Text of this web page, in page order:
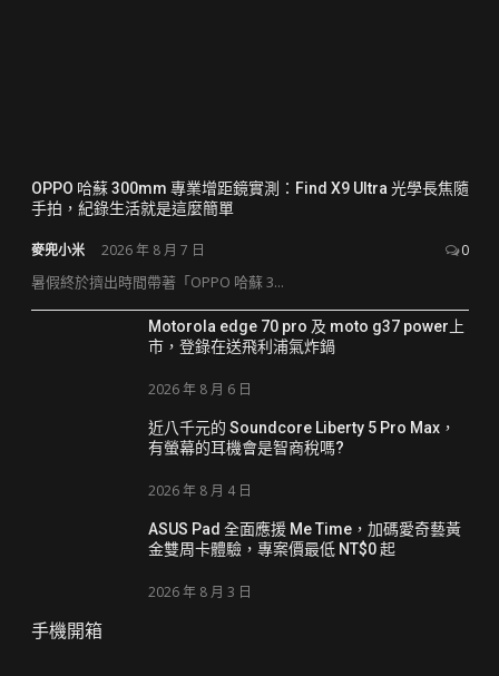
OPPO 哈蘇 300mm 專業增距鏡實測：Find X9 Ultra 光學長焦隨
手拍，紀錄生活就是這麼簡單
麥兜小米 2026 年 8 月 7 日 0
暑假終於擠出時間帶著「OPPO 哈蘇 3...
Motorola edge 70 pro 及 moto g37 power上
市，登錄在送飛利浦氣炸鍋
2026 年 8 月 6 日
近八千元的 Soundcore Liberty 5 Pro Max，
有螢幕的耳機會是智商稅嗎?
2026 年 8 月 4 日
ASUS Pad 全面應援 Me Time，加碼愛奇藝黃
金雙周卡體驗，專案價最低 NT$0 起
2026 年 8 月 3 日
手機開箱